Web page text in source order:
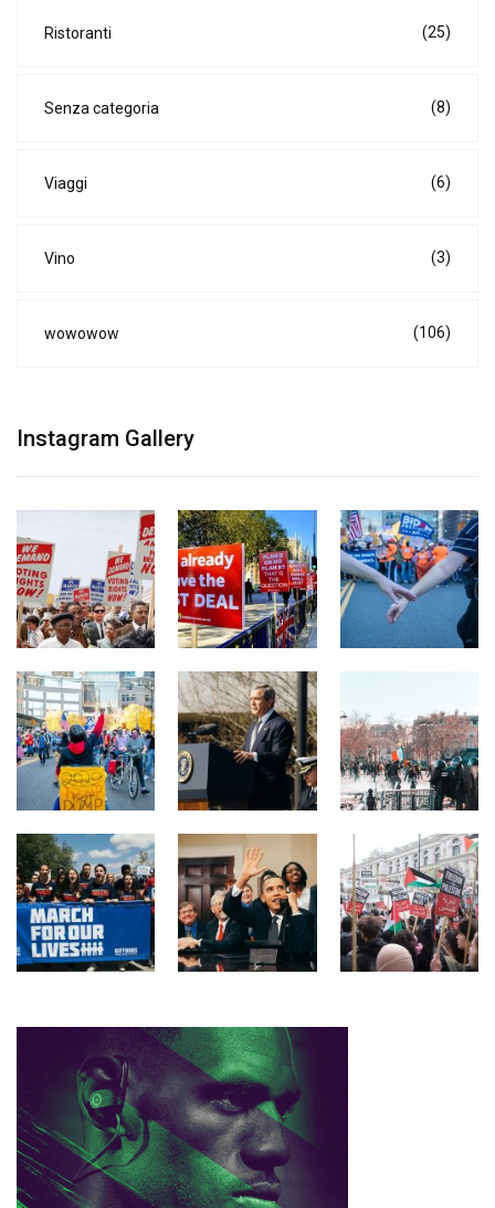
Ristoranti (25)
Senza categoria (8)
Viaggi (6)
Vino (3)
wowowow (106)
Instagram Gallery